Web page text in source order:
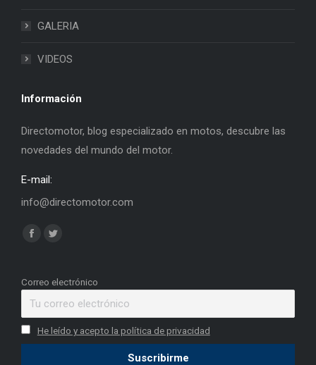
GALERIA
VIDEOS
Información
Directomotor, blog especializado en motos, descubre las
novedades del mundo del motor.
E-mail:
info@directomotor.com
Find us on:
Facebook
opens
window
Twitter
opens
window
Correo electrónico
He leído y acepto la política de privacidad